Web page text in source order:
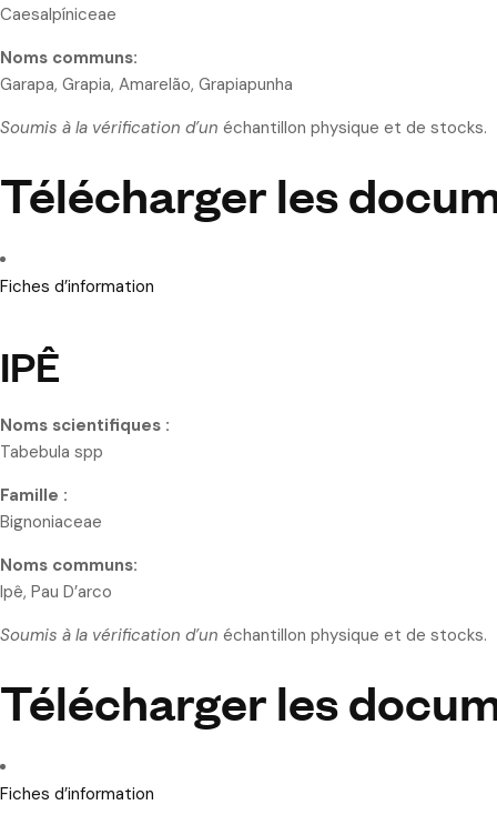
Caesalpíniceae
Noms communs:
Garapa, Grapia, Amarelão, Grapiapunha
Soumis à la vérification d’un échantillon physique et de stocks.
Télécharger les
Fiches d’information
IPÊ
Noms scientifiques :
Tabebula spp
Famille :
Bignoniaceae
Noms communs:
Ipê, Pau D’arco
Soumis à la vérification d’un échantillon physique et de stocks.
Télécharger les
Fiches d’information